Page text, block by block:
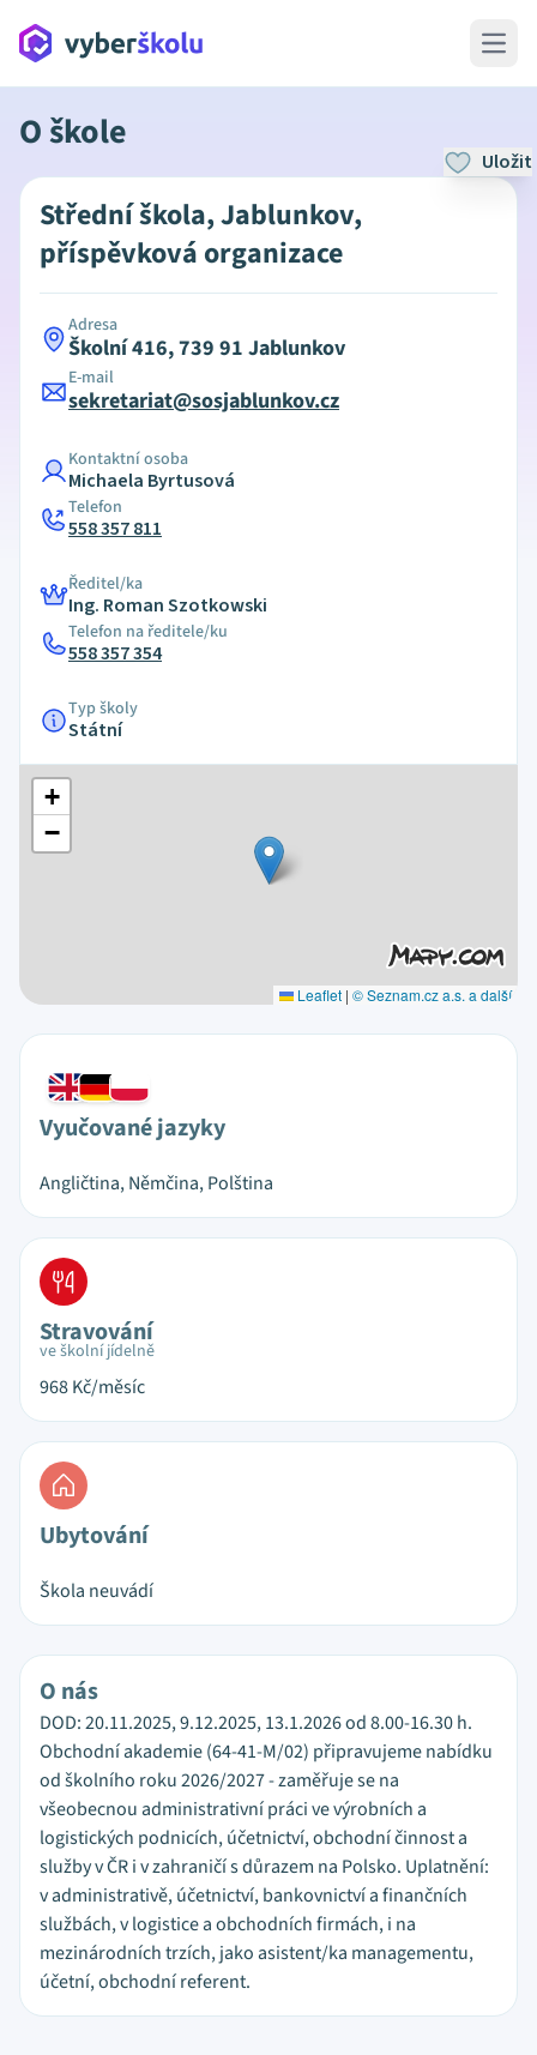
Open
O škole
Uložit
Střední škola, Jablunkov,
příspěvková organizace
Adresa
Školní 416, 739 91 Jablunkov
E-mail
sekretariat@sosjablunkov.cz
Kontaktní osoba
Michaela Byrtusová
Telefon
558 357 811
Ředitel/ka
Ing. Roman Szotkowski
Telefon na ředitele/ku
558 357 354
Typ školy
Státní
+
−
Leaflet | © Seznam.cz a.s. a další
Vyučované jazyky
Angličtina, Němčina, Polština
Stravování
ve školní jídelně
968Kč/měsíc
Ubytování
Škola neuvádí
O nás
DOD: 20.11.2025, 9.12.2025, 13.1.2026 od 8.00-16.30 h.
Obchodní akademie (64-41-M/02) připravujeme nabídku
od školního roku 2026/2027 - zaměřuje se na
všeobecnou administrativní práci ve výrobních a
logistických podnicích, účetnictví, obchodní činnost a
služby v ČR i v zahraničí s důrazem na Polsko. Uplatnění:
v administrativě, účetnictví, bankovnictví a finančních
službách, v logistice a obchodních firmách, i na
mezinárodních trzích, jako asistent/ka managementu,
účetní, obchodní referent.